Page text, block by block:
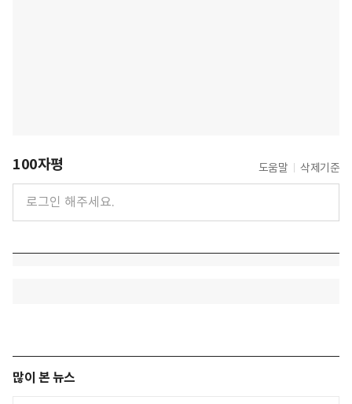
100자평 도움말 삭제기준
많이 본 뉴스